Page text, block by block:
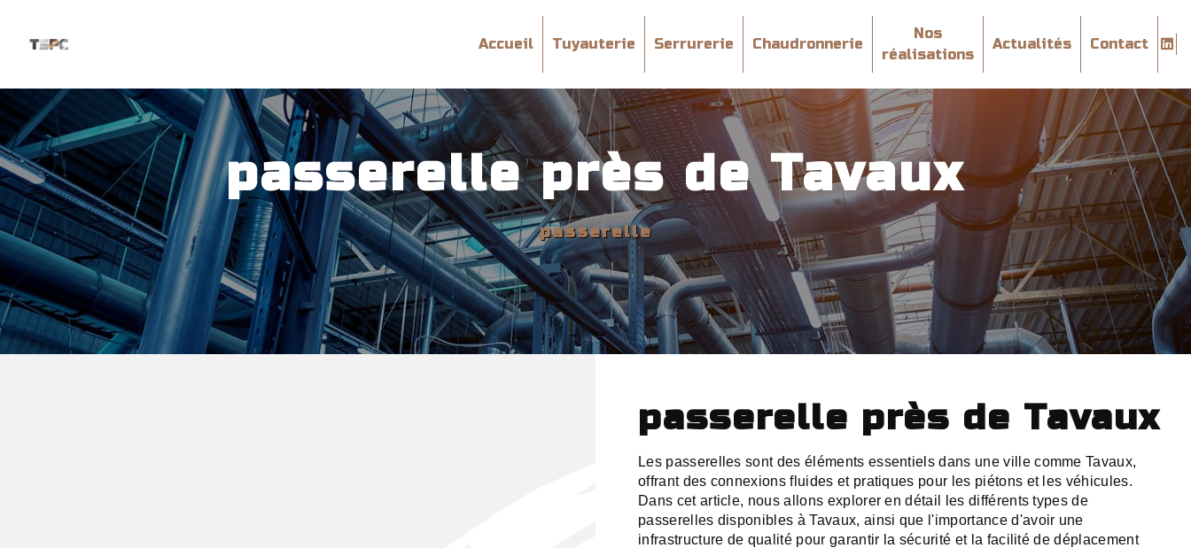
Accueil Tuyauterie Serrurerie Chaudronnerie
Nos
réalisations
Actualités Contact
passerelle près de Tavaux
passerelle
passerelle près de Tavaux
Les passerelles sont des éléments essentiels dans une ville comme Tavaux,
offrant des connexions fluides et pratiques pour les piétons et les véhicules.
Dans cet article, nous allons explorer en détail les différents types de
passerelles disponibles à Tavaux, ainsi que l'importance d'avoir une
infrastructure de qualité pour garantir la sécurité et la facilité de déplacement